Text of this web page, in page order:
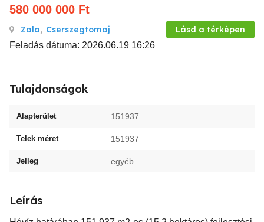
580 000 000 Ft
Zala, Cserszegtomaj Lásd a térképen
Feladás dátuma: 2026.06.19 16:26
Tulajdonságok
Alapterület 151937
Telek méret 151937
Jelleg egyéb
Leírás